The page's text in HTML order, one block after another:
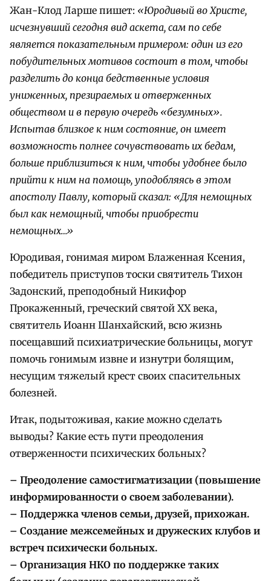
Жан-Клод Ларше пишет: «Юродивый во Христе,
исчезнувший сегодня вид аскета, сам по себе
является показательным примером: один из его
побудительных мотивов состоит в том, чтобы
разделить до конца бедственные условия
униженных, презираемых и отверженных
обществом и в первую очередь «безумных».
Испытав близкое к ним состояние, он имеет
возможность полнее сочувствовать их бедам,
больше приблизиться к ним, чтобы удобнее было
прийти к ним на помощь, уподобляясь в этом
апостолу Павлу, который сказал: «Для немощных
был как немощный, чтобы приобрести
немощных…»
Юродивая, гонимая миром Блаженная Ксения,
победитель приступов тоски святитель Тихон
Задонский, преподобный Никифор
Прокаженный, греческий святой XX века,
святитель Иоанн Шанхайский, всю жизнь
посещавший психиатрические больницы, могут
помочь гонимым извне и изнутри болящим,
несущим тяжелый крест своих спасительных
болезней.
Итак, подытоживая, какие можно сделать
выводы? Какие есть пути преодоления
отверженности психических больных?
– Преодоление самостигматизации (повышение
информированности о своем заболевании).
– Поддержка членов семьи, друзей, прихожан.
– Создание межсемейных и дружеских клубов и
встреч психически больных.
– Организация НКО по поддержке таких